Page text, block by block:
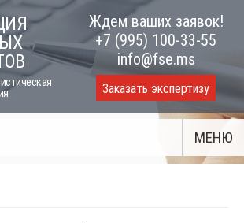
Ждем ваших заявок!
+7 (995) 100-33-55
info@fse.ms
Заказать экспертизу
МЕНЮ